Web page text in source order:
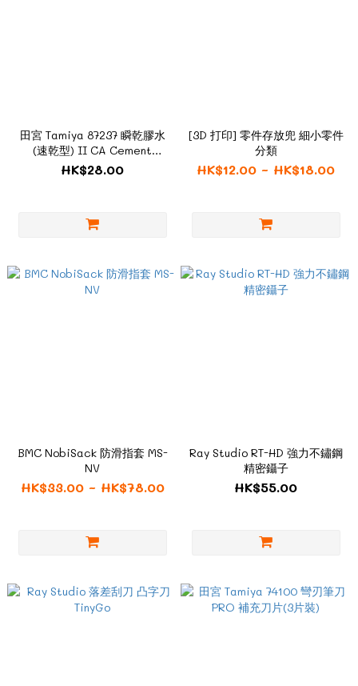
田宮 Tamiya 87237 瞬乾膠水
(速乾型) II CA Cement
(Quick Type) II
HK$28.00
[3D 打印] 零件存放兜 細小零件
分類
HK$12.00 ~ HK$18.00
BMC NobiSack 防滑指套 MS-
NV
HK$33.00 ~ HK$78.00
Ray Studio RT-HD 強力不鏽鋼
精密鑷子
HK$55.00